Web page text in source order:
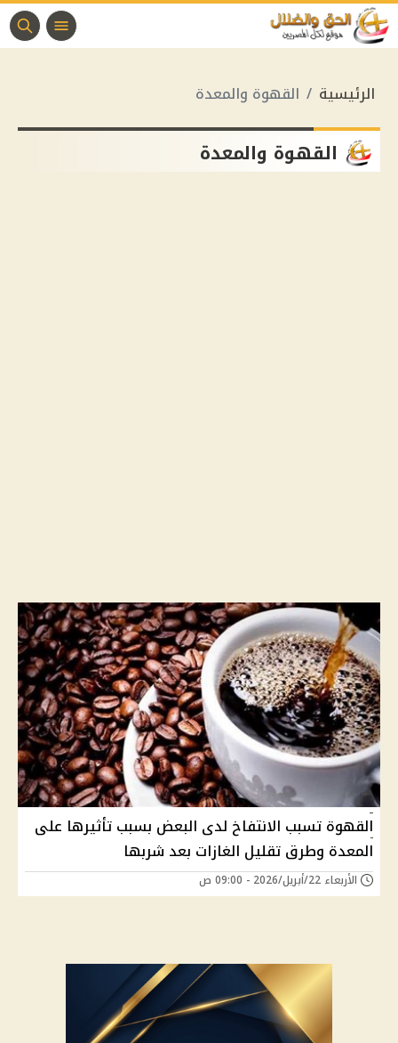
الرئيسية القهوة والمعدة
القهوة والمعدة
القهوة تسبب الانتفاخ لدى البعض بسبب تأثيرها على
المعدة وطرق تقليل الغازات بعد شربها
الأربعاء 22/أبريل/2026 - 09:00 ص